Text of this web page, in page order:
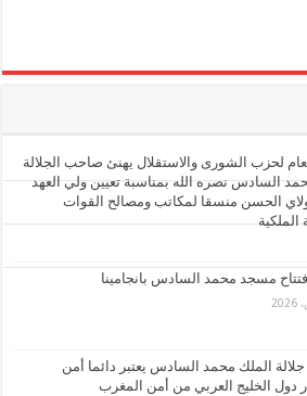
لحزب الشورى والاستقلال يهنئ صاحب الجلالة
السادس نصره الله بمناسبة تعيين ولي العهد
الحسن منسقا لمكاتب ومصالح القوات
مسجد محمد السادس بانجامينا
الملك محمد السادس يعتبر دائما أمن
دول الخليج العربي من أمن المغرب